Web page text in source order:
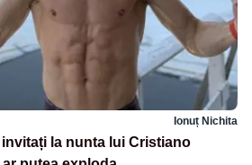
Ionuț Nichita
la nunta lui Cristiano